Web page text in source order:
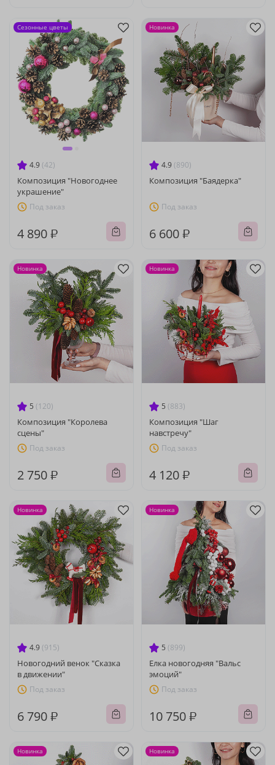
4.9 (42)
Композиция "Новогоднее
украшение"
Под заказ
4 890 ₽
Сезонные цветы
4.9 (890)
Композиция "Баядерка"
Под заказ
6 600 ₽
Новинка
5 (120)
Композиция "Королева
сцены"
Под заказ
2 750 ₽
Новинка
5 (883)
Композиция "Шаг
навстречу"
Под заказ
4 120 ₽
Новинка
4.9 (915)
Новогодний венок "Сказка
в движении"
Под заказ
6 790 ₽
Новинка
5 (899)
Елка новогодняя "Вальс
эмоций"
Под заказ
10 750 ₽
Новинка
Новинка Новинка